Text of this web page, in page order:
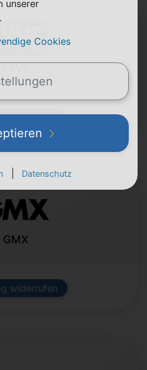
widerrufen
GMX
widerrufen
unserer
.
Cookies
Datenschutz